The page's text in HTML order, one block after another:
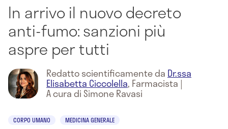
In arrivo il nuovo decreto
anti-fumo: sanzioni più
aspre per tutti
Redatto scientificamente da Dr.ssa
Elisabetta Ciccolella, Farmacista |
A cura di Simone Ravasi
CORPO UMANO MEDICINA GENERALE